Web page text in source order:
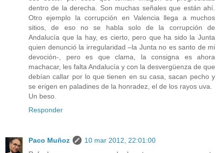
dentro de la derecha. Son muchas señales que están ahí.
Otro ejemplo la corrupción en Valencia llega a muchos
sitios, de eso no se habla solo de la corrupción de
Andalucía que la hay, es cierto, pero que ha sido la Junta
quien denunció la irregularidad –la Junta no es santo de mi
devoción-, pero es que clama, la consigna es ahora
machacar, les falta Andalucía y con la desvergüenza de que
debían callar por lo que tienen en su casa, sacan pecho y
se erigen en paladines de la honradez, el de los rayos uva.
Un beso.
Responder
Paco Muñoz
10 mar 2012, 22:01:00